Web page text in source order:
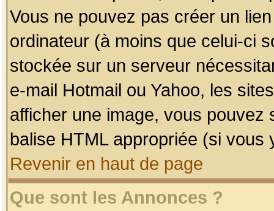
Vous ne pouvez pas créer un
ordinateur (à moins que celui-ci
stockée sur un serveur
e-mail Hotmail ou Yahoo, les
afficher une image, vous pouvez
balise HTML appropriée (si vous
Revenir en haut de page
Que sont les Annonces ?